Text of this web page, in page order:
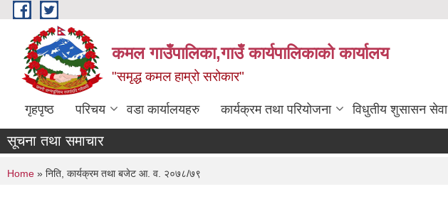
Skip to main content
कमल गाउँपालिका,गाउँ कार्यपालिकाको कार्यालय
"समृद्ध कमल हाम्रो सरोकार"
गृहपृष्ठ परिचय वडा कार्यालयहरु कार्यक्रम तथा परियोजना विधुतीय शुसासन सेवा
सूचना तथा समाचार
You are here
Home » निति, कार्यक्रम तथा बजेट आ. व. २०७८/७९